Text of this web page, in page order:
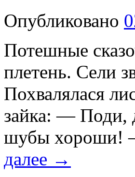
Опубликовано
Потешные
плетень. Сели
Похвалялася
зайка: — Поди,
шубы хороши!
далее →